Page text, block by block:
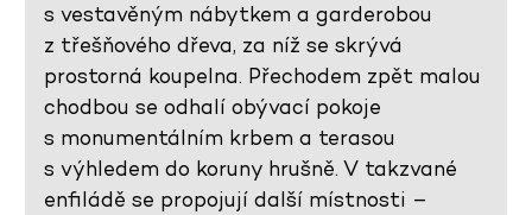
s vestavěným nábytkem a garderobou
z třešňového dřeva, za níž se skrývá
prostorná koupelna. Přechodem zpět malou
chodbou se odhalí obývací pokoje
s monumentálním krbem a terasou
s výhledem do koruny hrušně. V takzvané
enfiládě se propojují další místnosti –